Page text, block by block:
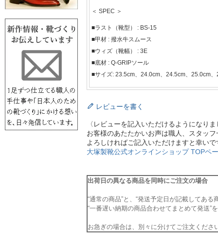
＜ SPEC ＞
■ラスト（靴型） : BS-15
■甲材 : 撥水牛スムース
■ウィズ（靴幅） : 3E
■底材 : Q-GRIPソール
■サイズ: 23.5cm、24.0cm、24.5cm、25.0cm
レビューを書く
〈レビューを記入いただけるようになり
お客様のあたたかいお声は職人、スタッ
よろしければご記入いただけますと幸い
大塚製靴公式オンラインショップ TOPペ
出荷日の異なる商品を同時にご注文の場合
“通常の商品”と、“発送予定日が記載してあ
“一番遅い納期の商品合わせてまとめて発送”
お急ぎの場合は、別々に分けてご注文くださ